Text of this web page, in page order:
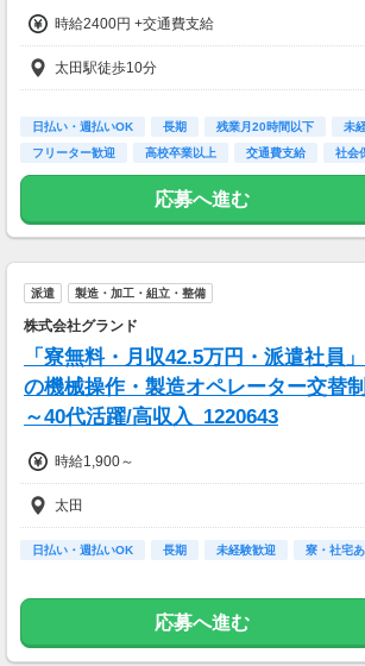
時給2400円 +交通費支給
太田駅徒歩10分
日払い・週払いOK 長期 残業月20時間以下
未
フリーター歓迎
高校卒業以上 交通費支給 社会
応募へ進む
派遣 製造・加工・組立・整備
株式会社グランド
「寮無料・月収42.5万円・派遣社員
の機械操作・製造オペレーター交替
～40代活躍/高収入_1220643
時給1,900～
太田
日払い・週払いOK 長期 未経験歓迎 寮・社宅あ
応募へ進む